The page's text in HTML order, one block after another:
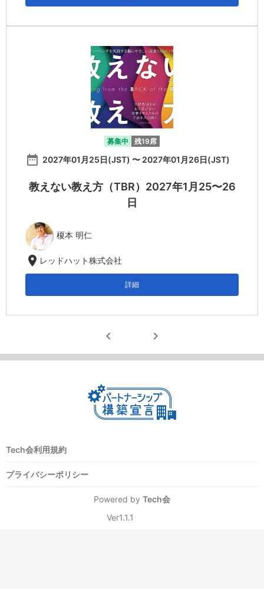
募集中 残19席
date_range 2027年01月25日(JST) 〜 2027年01月26日(JST)
教えない教え方（TBR）2027年1月25〜26
日
榎本 明仁
location_on レッドハット株式会社
詳細
chevron_left chevron_right
Tech会利用規約
プライバシーポリシー
Powered by Tech会
Ver1.1.1